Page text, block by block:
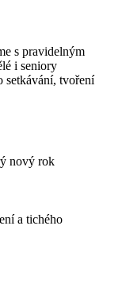
s pravidelným
i seniory
setkávání, tvoření
nový rok
a tichého